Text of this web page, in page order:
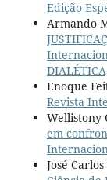
Edição
Armando
Enoque
Revista
Wellistony
em
José